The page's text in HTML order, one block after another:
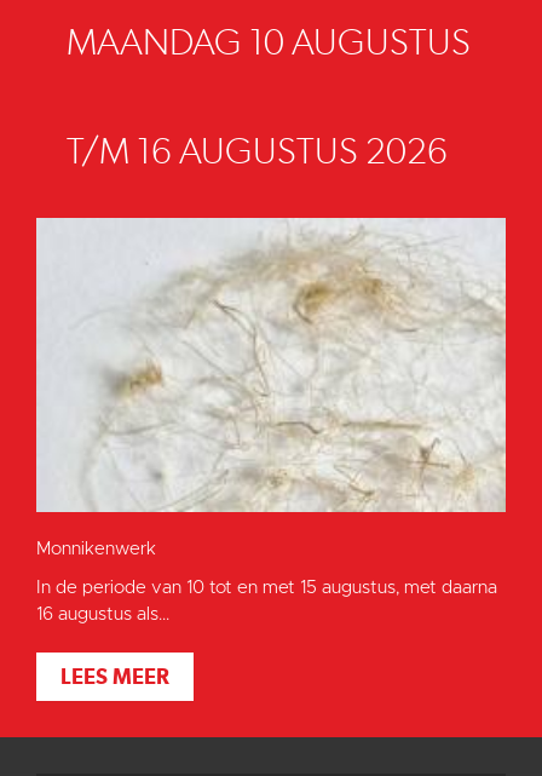
MAANDAG 10 AUGUSTUS
T/M 16 AUGUSTUS 2026
Monnikenwerk
In de periode van 10 tot en met 15 augustus, met daarna
16 augustus als...
LEES MEER